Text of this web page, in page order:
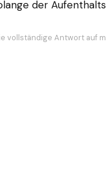
der
vollständige Antwort auf